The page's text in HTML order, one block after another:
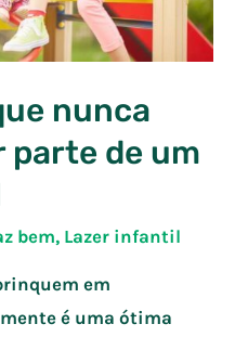
nunca
parte de um
bem, Lazer infantil
em
é uma ótima